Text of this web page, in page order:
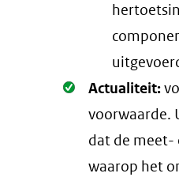
Oké.
Actualiteit:
voorwaarde.
dat de meet-
waarop het